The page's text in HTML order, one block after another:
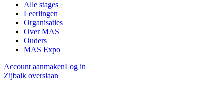
Alle stages
Leerlingen
Organisaties
Over MAS
Ouders
MAS Expo
Account aanmakenLog in
Zijbalk overslaan